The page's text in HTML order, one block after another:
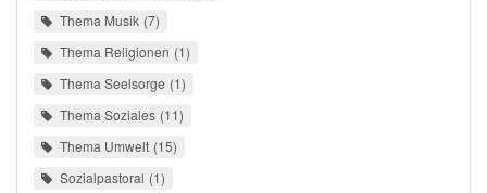
Thema Musik 7
Thema Religionen 1
Thema Seelsorge 1
Thema Soziales 11
Thema Umwelt 15
Sozialpastoral 1